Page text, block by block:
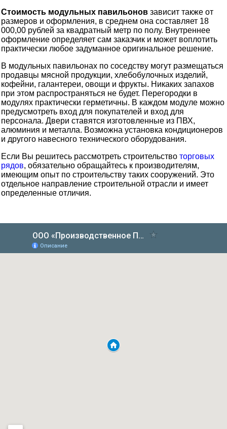
Стоимость модульных павильонов зависит также от
размеров и оформления, в среднем она составляет 18
000,00 рублей за квадратный метр по полу. Внутреннее
оформление определяет сам заказчик и может воплотить
практически любое задуманное оригинальное решение.
В модульных павильонах по соседству могут размещаться
продавцы мясной продукции, хлебобулочных изделий,
кофейни, галантереи, овощи и фрукты. Никаких запахов
при этом распространяться не будет. Перегородки в
модулях практически герметичны. В каждом модуле можно
предусмотреть вход для покупателей и вход для
персонала. Двери ставятся изготовленные из ПВХ,
алюминия и металла. Возможна установка кондиционеров
и другого навесного технического оборудования.
Если Вы решитесь рассмотреть строительство торговых
рядов, обязательно обращайтесь к производителям,
имеющим опыт по строительству таких сооружений. Это
отдельное направление строительной отрасли и имеет
определенные отличия.